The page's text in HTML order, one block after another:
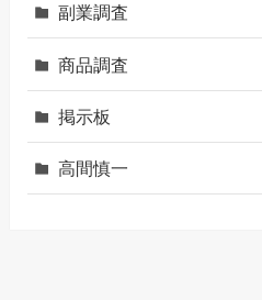
副業調査
商品調査
掲示板
高間慎一